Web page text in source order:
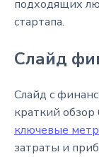
подходящих
стартапа.
Слайд
Слайд с
краткий обзор
ключевые
затраты и